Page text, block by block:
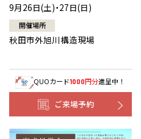
9月26日(土)・27日(日)
開催場所
秋田市外旭川構造現場
QUOカード1000円分進呈中！
ご来場予約